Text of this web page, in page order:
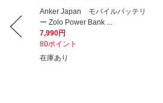
Anker Japan モバイルバッテリ
ー Zolo Power Bank ...
7,990円
80ポイント
在庫あり